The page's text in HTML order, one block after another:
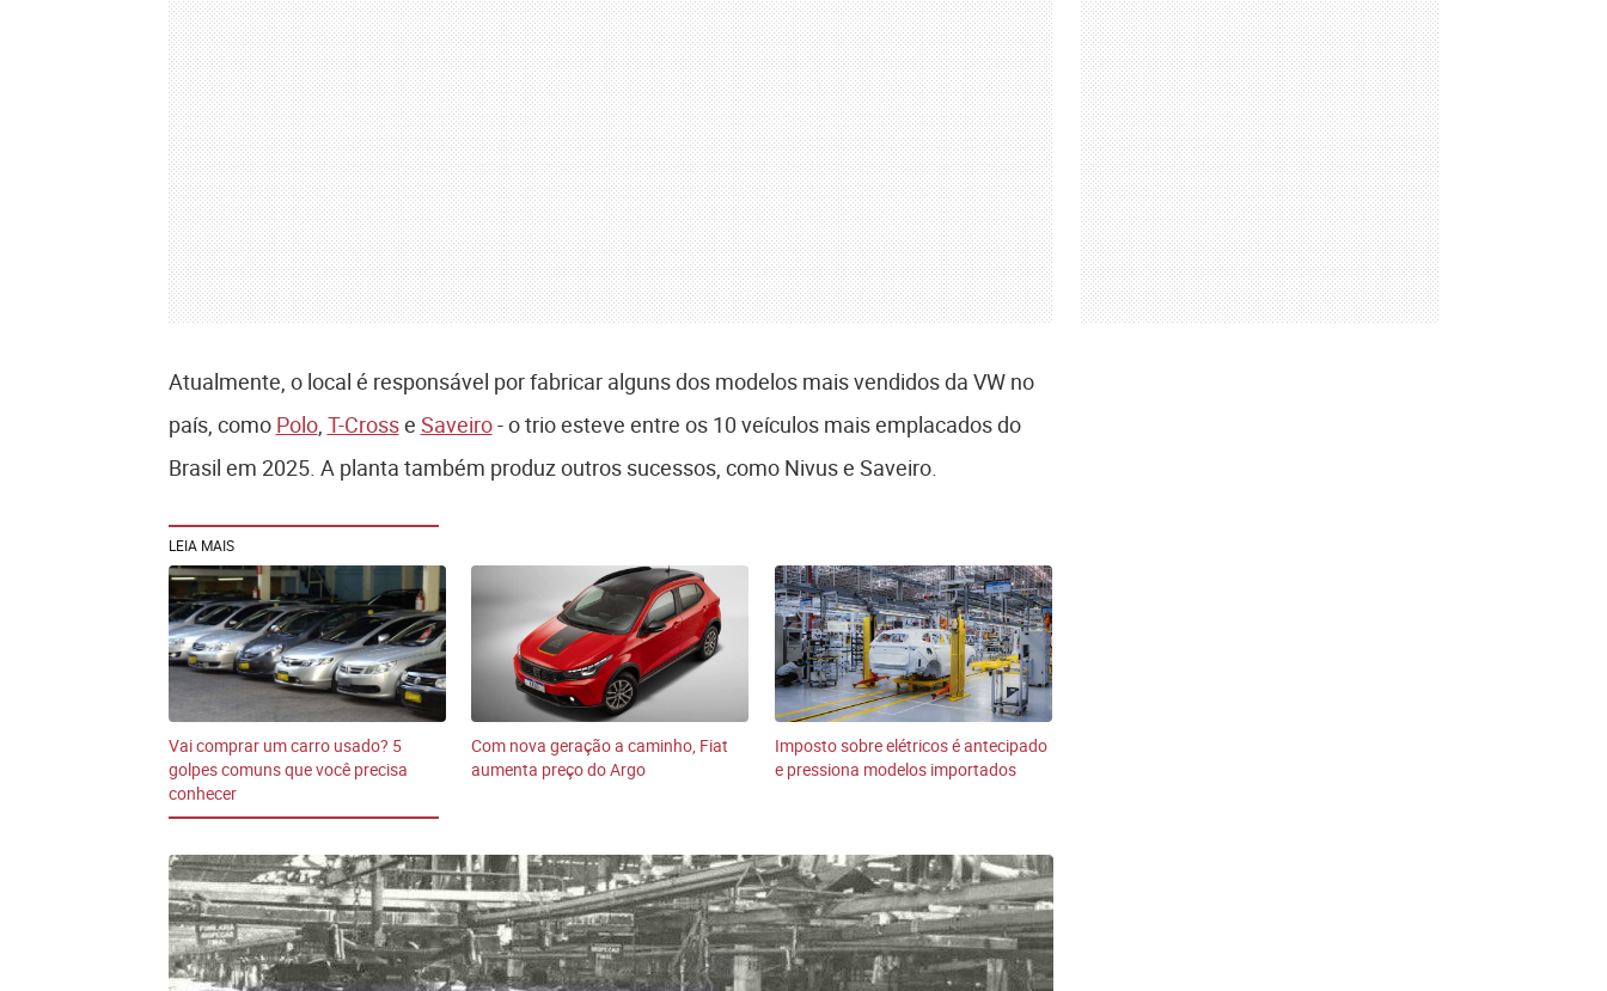
Atualmente, o local é responsável por fabricar alguns dos modelos mais vendidos da VW no
país, como Polo, T-Crosse Saveiro- o trio esteve entre os 10 veículos mais emplacados do
Brasil em 2025. A planta também produz outros sucessos, como Nivus e Saveiro.
LEIA MAIS
Vai comprar um carro usado? 5
golpes comuns que você precisa
conhecer
Com nova geração a caminho, Fiat
aumenta preço do Argo
Imposto sobre elétricos é antecipado
e pressiona modelos importados